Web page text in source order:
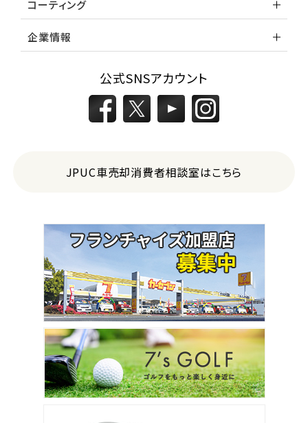
コーティング
企業情報
公式SNSアカウント
JPUC車売却消費者相談室はこちら